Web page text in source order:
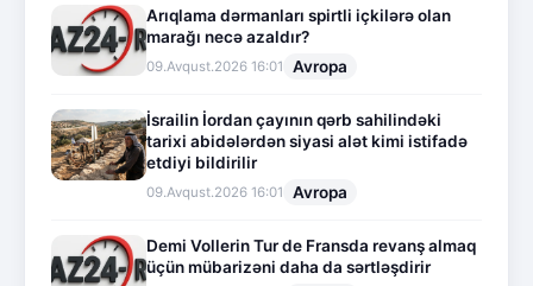
Arıqlama dərmanları spirtli içkilərə olan
marağı necə azaldır?
09.Avqust.2026 16:01 Avropa
İsrailin İordan çayının qərb sahilindəki
tarixi abidələrdən siyasi alət kimi istifadə
etdiyi bildirilir
09.Avqust.2026 16:01 Avropa
Demi Vollerin Tur de Fransda revanş almaq
üçün mübarizəni daha da sərtləşdirir